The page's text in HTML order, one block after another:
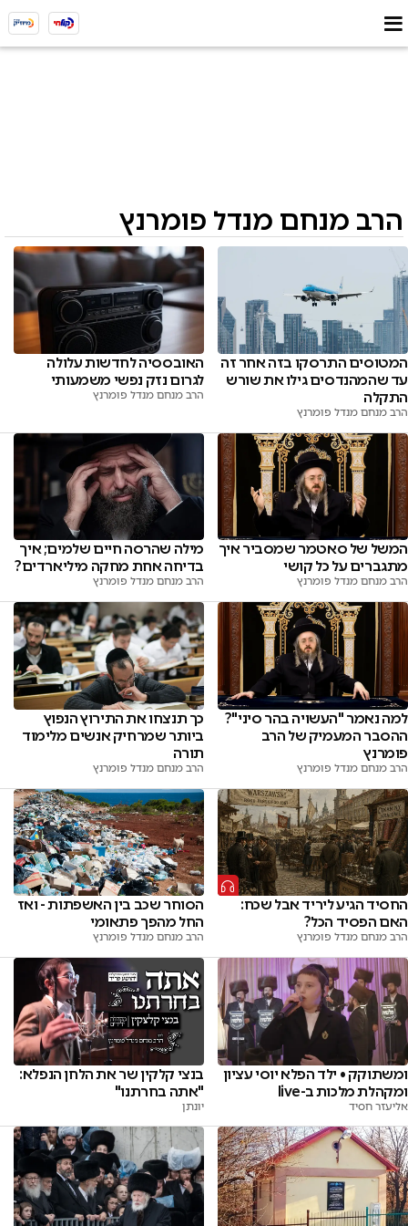
הרב מנחם מנדל פומרנץ
המטוסים התרסקו בזה אחר זה
עד שהמהנדסים גילו את שורש
התקלה
הרב מנחם מנדל פומרנץ
האובססיה לחדשות עלולה
לגרום נזק נפשי משמעותי
הרב מנחם מנדל פומרנץ
המשל של סאטמר שמסביר איך
מתגברים על כל קושי
הרב מנחם מנדל פומרנץ
מילה שהרסה חיים שלמים; איך
בדיחה אחת מחקה מיליארדים?
הרב מנחם מנדל פומרנץ
למה נאמר "העשויה בהר סיני"?
ההסבר המעמיק של הרב
פומרנץ
הרב מנחם מנדל פומרנץ
כך תנצחו את התירוץ הנפוץ
ביותר שמרחיק אנשים מלימוד
תורה
הרב מנחם מנדל פומרנץ
החסיד הגיע ליריד אבל שכח:
האם הפסיד הכל?
הרב מנחם מנדל פומרנץ
הסוחר שכב בין האשפתות - ואז
החל מהפך פתאומי
הרב מנחם מנדל פומרנץ
ומשתוקק • ילד הפלא יוסי עציון
ומקהלת מלכות ב-live
אליעזר חסיד
בנצי קלקין שר את הלחן הנפלא:
"אתה בחרתנו"
יונתן